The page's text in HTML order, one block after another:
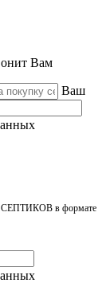
Вам
Ваш
СЕПТИКОВ в формате